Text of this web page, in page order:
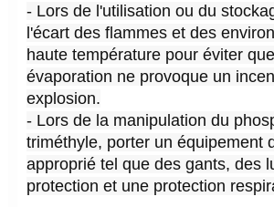
- Lors de l'utilisation ou du
l'écart des flammes et des
haute température pour éviter
évaporation ne provoque un
explosion.
- Lors de la manipulation du
triméthyle, porter un équipement
approprié tel que des gants, des
protection et une protection